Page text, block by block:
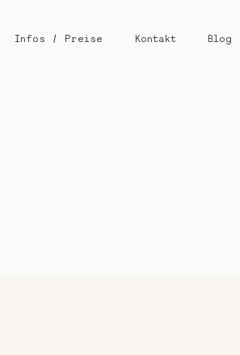
Infos / Preise Kontakt Blog